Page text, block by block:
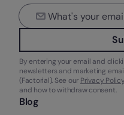
By entering your email and
newsletters and marketing emails
(Factorial). See our Privacy Policy
and how to withdraw consent.
Blog